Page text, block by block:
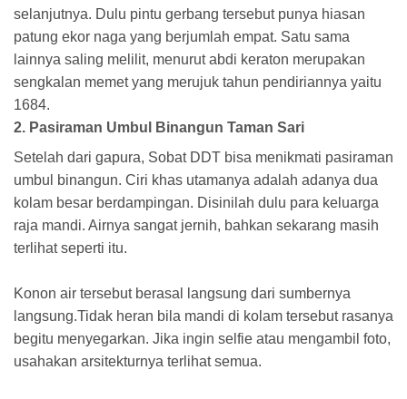
selanjutnya. Dulu pintu gerbang tersebut punya hiasan
patung ekor naga yang berjumlah empat. Satu sama
lainnya saling melilit, menurut abdi keraton merupakan
sengkalan memet yang merujuk tahun pendiriannya yaitu
1684.
2. Pasiraman Umbul Binangun Taman Sari
Setelah dari gapura, Sobat DDT bisa menikmati pasiraman
umbul binangun. Ciri khas utamanya adalah adanya dua
kolam besar berdampingan. Disinilah dulu para keluarga
raja mandi. Airnya sangat jernih, bahkan sekarang masih
terlihat seperti itu.
Konon air tersebut berasal langsung dari sumbernya
langsung.Tidak heran bila mandi di kolam tersebut rasanya
begitu menyegarkan. Jika ingin selfie atau mengambil foto,
usahakan arsitekturnya terlihat semua.